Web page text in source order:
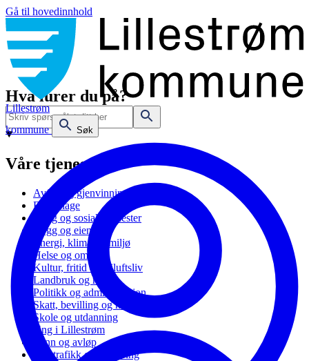
Gå til hovedinnhold
Lillestrøm
kommune
Søk
Hva lurer du på?
Våre tjenester
Avfall og gjenvinning
Barnehage
Bolig og sosiale tjenester
Bygg og eiendom
Energi, klima og miljø
Helse og omsorg
Kultur, fritid og friluftsliv
Landbruk og natur
Politikk og administrasjon
Skatt, bevilling og næring
Skole og utdanning
Ung i Lillestrøm
Vann og avløp
Vei, trafikk og parkering